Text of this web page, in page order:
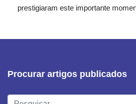
prestigiaram este importante
Procurar artigos publicados
Pesquisar...